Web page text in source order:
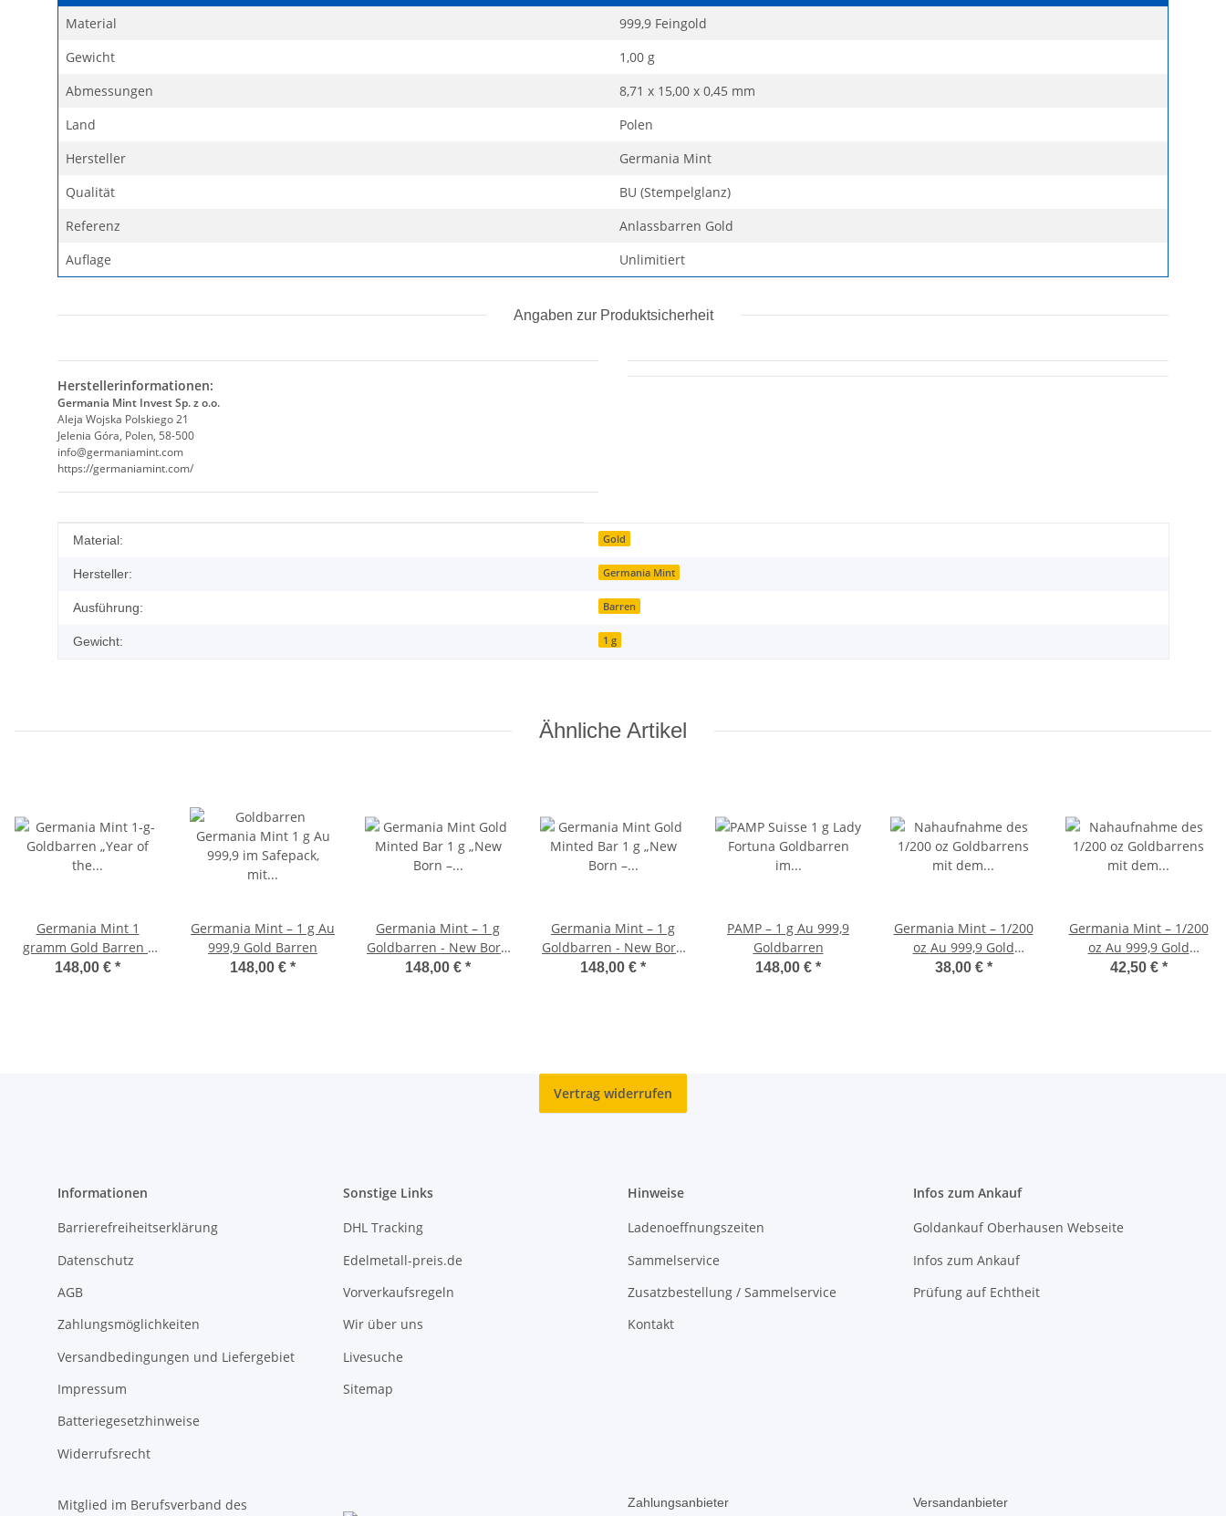
Material
999,9 Feingold
Gewicht
1,00 g
Abmessungen
8,71 x 15,00 x 0,45 mm
Land
Polen
Hersteller
Germania Mint
Qualität
BU (Stempelglanz)
Referenz
Anlassbarren Gold
Auflage
Unlimitiert
Angaben zur Produktsicherheit
Herstellerinformationen:
Germania Mint Invest Sp. z o.o.
Aleja Wojska Polskiego 21
Jelenia Góra, Polen, 58-500
info@germaniamint.com
https://germaniamint.com/
Produkteigenschaft
Wert
Material: Gold
Hersteller: Germania Mint
Ausführung: Barren
Gewicht: 1 g
Ähnliche Artikel
Germania Mint 1
gramm Gold Barren -
Jahr des Pferdes
148,00 € *
Germania Mint – 1 g Au
999,9 Gold Barren
148,00 € *
Germania Mint – 1 g
Goldbarren - New Born
- Girl - (Au 999,9)
148,00 € *
Germania Mint – 1 g
Goldbarren - New Born
- Boy - (Au 999,9)
148,00 € *
PAMP – 1 g Au 999,9
Goldbarren
148,00 € *
Germania Mint – 1/200
oz Au 999,9 Gold
Stamped Bar
38,00 € *
Germania Mint – 1/200
oz Au 999,9 Gold
Stamped Bar in
42,50 € *
Vertrag widerrufen
Informationen
Barrierefreiheitserklärung
Datenschutz
AGB
Zahlungsmöglichkeiten
Versandbedingungen und Liefergebiet
Impressum
Batteriegesetzhinweise
Widerrufsrecht
Sonstige Links
DHL Tracking
Edelmetall-preis.de
Vorverkaufsregeln
Wir über uns
Livesuche
Sitemap
Hinweise
Ladenoeffnungszeiten
Sammelservice
Zusatzbestellung / Sammelservice
Kontakt
Infos zum Ankauf
Goldankauf Oberhausen Webseite
Infos zum Ankauf
Prüfung auf Echtheit
Mitglied im Berufsverband des
Zahlungsanbieter Versandanbieter